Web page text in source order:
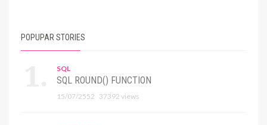
POPUPAR STORIES
SQL
SQL ROUND() FUNCTION
15/07/2552 37392 views